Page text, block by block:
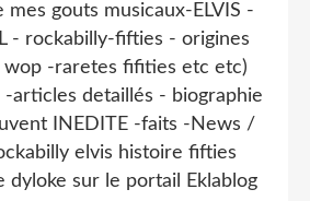
mes gouts musicaux-ELVIS -
- rockabilly-fifties - origines
-raretes fifities etc etc)
-articles detaillés - biographie
INEDITE -faits -News /
elvis histoire fifties
dyloke sur le portail Eklablog